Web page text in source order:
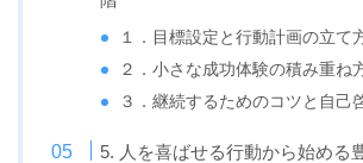
１．目標設定と行動計画の立て
２．小さな成功体験の積み重ね
３．継続するためのコツと自己
5. 人を喜ばせる行動から始める